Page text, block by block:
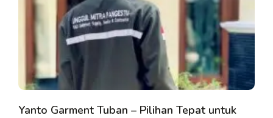
Yanto Garment Tuban – Pilihan Tepat untuk